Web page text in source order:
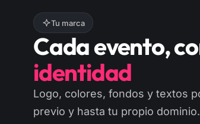
Tu marca
Cada evento,
identidad
Logo, colores, fondos y textos
previo y hasta tu propio